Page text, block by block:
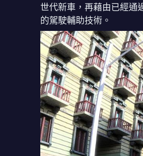
世代新車，再藉由已經通
的駕駛輔助技術。